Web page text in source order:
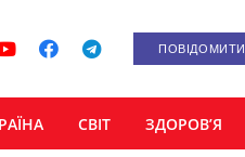
СВІТ ЗДОРОВ’Я